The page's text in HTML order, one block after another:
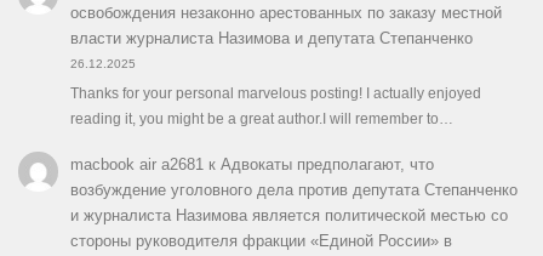
освобождения незаконно арестованных по заказу местной
власти журналиста Назимова и депутата Степанченко
26.12.2025
Thanks for your personal marvelous posting! I actually enjoyed
reading it, you might be a great author.I will remember to…
macbook air a2681к Адвокаты предполагают, что
возбуждение уголовного дела против депутата Степанченко
и журналиста Назимова является политической местью со
стороны руководителя фракции «Единой России» в